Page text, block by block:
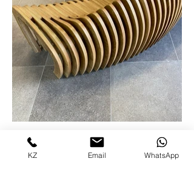
KZ Email WhatsApp